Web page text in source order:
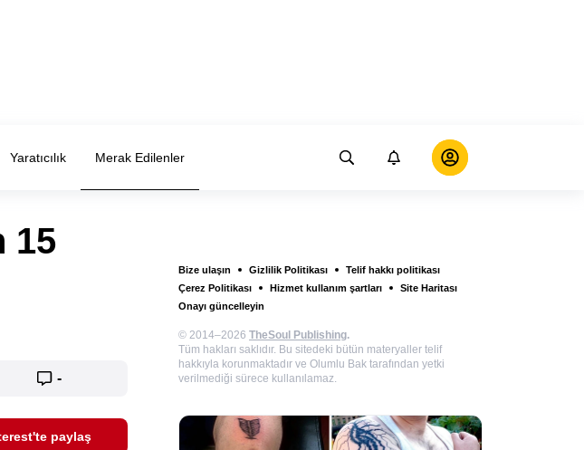
Yaratıcılık Merak Edilenler
Bize ulaşın Gizlilik Politikası
Telif hakkı politikası
Çerez Politikası
Hizmet kullanım şartları
Site Haritası
Onayı güncelleyin
© 2014–2026 TheSoul Publishing.
Tüm hakları saklıdır. Bu sitedeki bütün materyaller telif
hakkıyla korunmaktadır ve Olumlu Bak tarafından yetki
verilmediği sürece kullanılamaz.
15
-
paylaş